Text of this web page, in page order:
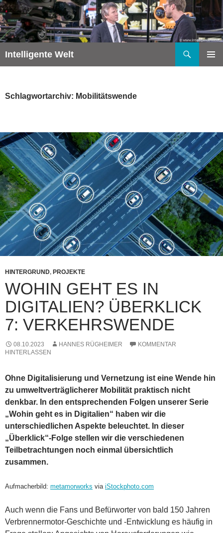
Zum
Inhalt
springen
Intelligente Welt
Schlagwortarchiv: Mobilitätswende
HINTERGRUND, PROJEKTE
WOHIN GEHT ES IN
DIGITALIEN? ÜBERKLICK
7: VERKEHRSWENDE
08.10.2023 HANNES RÜGHEIMER
KOMMENTAR
HINTERLASSEN
Ohne Digitalisierung und Vernetzung ist eine Wende hin
zu umweltverträglicherer Mobilität praktisch nicht
denkbar. In den entsprechenden Folgen unserer Serie
„Wohin geht es in Digitalien“ haben wir die
unterschiedlichen Aspekte beleuchtet. In dieser
„Überklick“-Folge stellen wir die verschiedenen
Teilbetrachtungen noch einmal übersichtlich
zusammen.
Aufmacherbild: metamorworks via iStockphoto.com
Auch wenn die Fans und Befürworter von bald 150 Jahren
Verbrennermotor-Geschichte und -Entwicklung es häufig in